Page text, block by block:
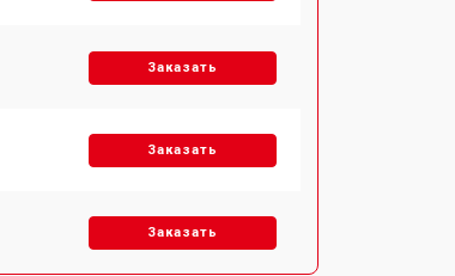
Заказать
Заказать
Заказать